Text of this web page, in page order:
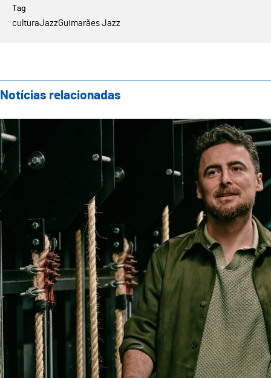
culturaJazzGuimarães Jazz
Notícias relacionadas
Teatro Oficina apresenta nova direção artística com